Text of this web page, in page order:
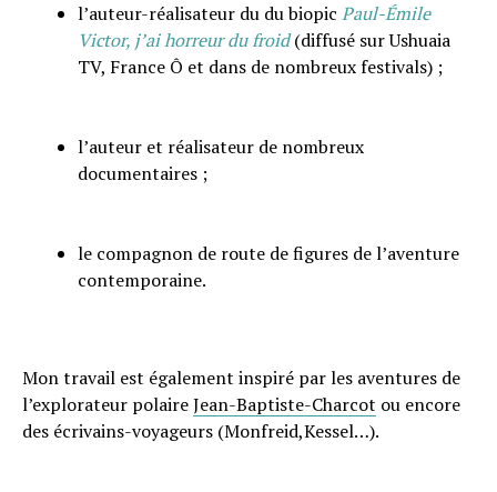
l’auteur-réalisateur du du biopic Paul-Émile
Victor, j’ai horreur du froid(diffusé sur Ushuaia
TV, France Ô et dans de nombreux festivals) ;
l’auteur et réalisateur de nombreux
documentaires ;
le compagnon de route de figures de l’aventure
contemporaine.
Mon travail est également inspiré par les aventures de
l’explorateur polaireJean-Baptiste-Charcot ou encore
des écrivains-voyageurs (Monfreid,Kessel…).